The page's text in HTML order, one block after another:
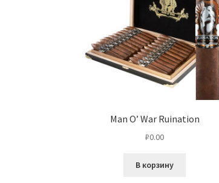
Man O’ War Ruination
₽0.00
В корзину